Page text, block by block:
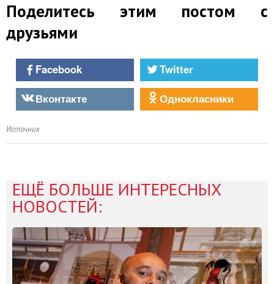
Поделитесь этим постом с
друзьями
Facebook
Twitter
Вконтакте
Однокласники
Источник
ЕЩЁ БОЛЬШЕ ИНТЕРЕСНЫХ
НОВОСТЕЙ: